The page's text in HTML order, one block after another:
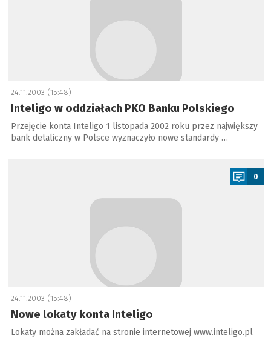
24.11.2003 (15:48)
Inteligo w oddziałach PKO Banku Polskiego
Przejęcie konta Inteligo 1 listopada 2002 roku przez największy
bank detaliczny w Polsce wyznaczyło nowe standardy …
0
24.11.2003 (15:48)
Nowe lokaty konta Inteligo
Lokaty można zakładać na stronie internetowej www.inteligo.pl